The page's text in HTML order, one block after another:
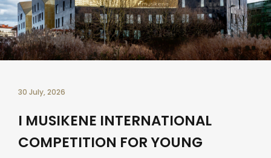
30 July, 2026
I MUSIKENE INTERNATIONAL
COMPETITION FOR YOUNG